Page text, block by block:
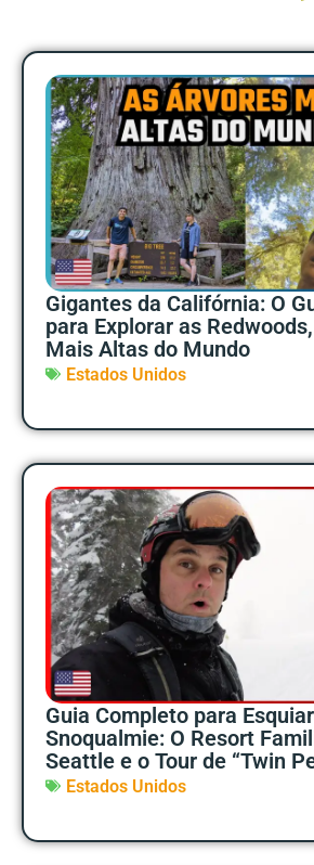
Gigantes da Califórnia: O
para Explorar as
Mais Altas do Mundo
Estados Unidos
Guia Completo para
Snoqualmie: O Resort
Seattle e o Tour de “Twin
Estados Unidos